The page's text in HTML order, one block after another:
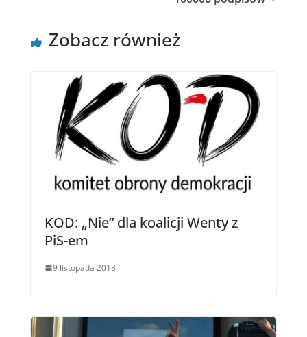
Zobacz również
KOD: „Nie” dla koalicji Wenty z
PiS-em
9 listopada 2018